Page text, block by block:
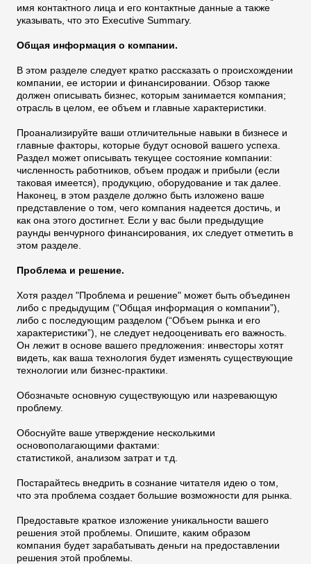
имя контактного лица и его контактные данные а также
указывать, что это Executive Summary.
Общая информация о компании.
В этом разделе следует кратко рассказать о происхождении
компании, ее истории и финансировании. Обзор также
должен описывать бизнес, которым занимается компания;
отрасль в целом, еe объем и главные характеристики.
Проанализируйте ваши отличительные навыки в бизнесе и
главные факторы, которые будут основой вашего успеха.
Раздел может описывать текущее состояние компании:
численность работников, объем продаж и прибыли (если
таковая имеется), продукцию, оборудование и так далее.
Наконец, в этом разделе должно быть изложено ваше
представление о том, чего компания надеется достичь, и
как она этого достигнет. Если у вас были предыдущие
раунды венчурного финансирования, их следует отметить в
этом разделе.
Проблема и решение.
Хотя раздел "Проблема и решение" может быть объединен
либо с предыдущим (“Общая информация о компании”),
либо с последующим разделом (“Объем рынка и его
характеристики”), не следует недооценивать его важность.
Он лежит в основе вашего предложения: инвесторы хотят
видеть, как ваша технология будет изменять существующие
технологии или бизнес-практики.
Обозначьте основную существующую или назревающую
проблему.
Обоснуйте ваше утверждение несколькими
основополагающими фактами:
статистикой, анализом затрат и т.д.
Постарайтесь внедрить в сознание читателя идею о том,
что эта проблема создает большие возможности для рынка.
Предоставьте краткое изложение уникальности вашего
решения этой проблемы. Опишите, каким образом
компания будет зарабатывать деньги на предоставлении
решения этой проблемы.